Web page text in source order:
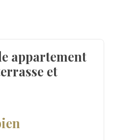
appartement
et